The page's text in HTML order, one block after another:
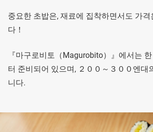
중요한 초밥은, 재료에 집착하면서도 가격
다！
『마구로비토（Magurobito）』에서는
터 준비되어 있으며, ２００～３００엔대
니다.